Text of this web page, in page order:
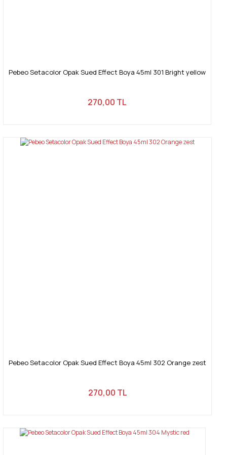
Pebeo Setacolor Opak Sued Effect Boya 45ml 301 Bright yellow
270,00 TL
Pebeo Setacolor Opak Sued Effect Boya 45ml 302 Orange zest
270,00 TL